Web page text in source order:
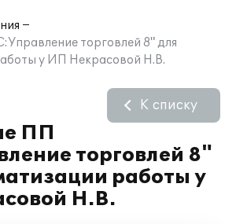
торговлей 8" для
у ИП Некрасовой Н.В.
ПП
торговлей 8"
работы у
Н.В.
К списку